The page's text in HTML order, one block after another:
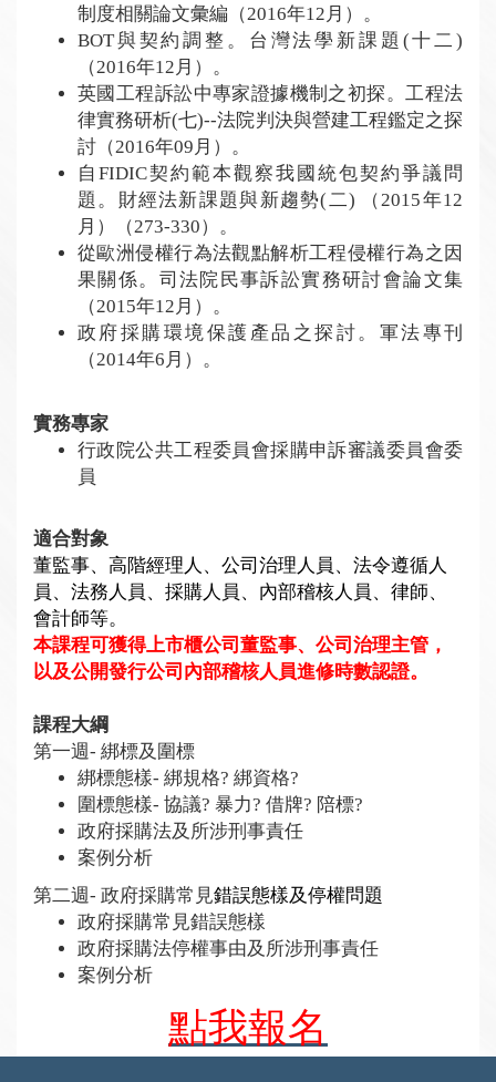
制度相關論文彙編（2016年12月）。
BOT與契約調整。台灣法學新課題(十二)
（2016年12月）。
英國工程訴訟中專家證據機制之初探。工程法
律實務研析(七)--法院判決與營建工程鑑定之探
討（2016年09月）。
自FIDIC契約範本觀察我國統包契約爭議問
題。財經法新課題與新趨勢(二) （2015年12
月）（273-330）。
從歐洲侵權行為法觀點解析工程侵權行為之因
果關係。司法院民事訴訟實務研討會論文集
（2015年12月）。
政府採購環境保護產品之探討。軍法專刊
（2014年6月）。
實務專家
行政院公共工程委員會採購申訴審議委員會委
員
適合對象
董監事、高階經理人、公司治理人員、法令遵循人
員、法務人員、採購人員、內部稽核人員、律師、
會計師等。
本課程可獲得上市櫃公司董監事、公司治理主管，
以及公開發行公司內部稽核人員進修時數認證。
課程大綱
第一週- 綁標及圍標
綁標態樣- 綁規格? 綁資格?
圍標態樣- 協議? 暴力? 借牌? 陪標?
政府採購法及所涉刑事責任
案例分析
第二週- 政府採購常見錯誤態樣及停權問題
政府採購常見錯誤態樣
政府採購法停權事由及所涉刑事責任
案例分析
點我報名